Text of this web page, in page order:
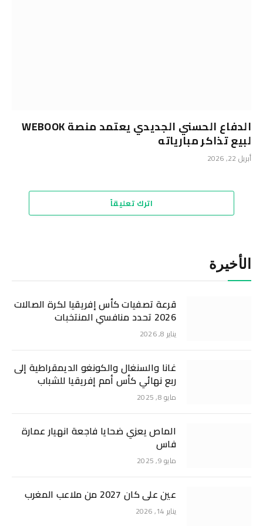
الدفاع الحسني الجديدي يعتمد منصة WEBOOK
لبيع تذاكر مبارياته
أبريل 22, 2026
اترك تعليقاً
الأخيرة
قرعة تصفيات كأس إفريقيا لكرة الصالات
2026 تحدد منافسي المنتخبات
يناير 8, 2026
غانا والسنغال والكونغو الديمقراطية إلى
ربع نهائي كأس أمم إفريقيا للشباب
مايو 8, 2025
الماص يعزي ضحايا فاجعة انهيار عمارة
فاس
مايو 9, 2025
عين على كان 2027 من ملاعب المغرب
يناير 14, 2026